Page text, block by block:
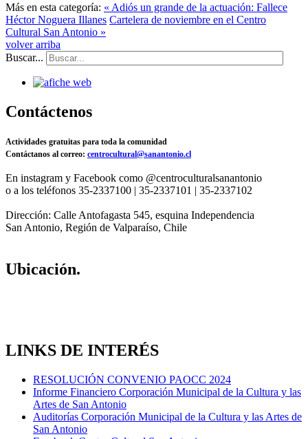
Más en esta categoría: « Adiós un grande de la actuación: Fallece
Héctor Noguera Illanes Cartelera de noviembre en el Centro
Cultural San Antonio »
volver arriba
Buscar...
Contáctenos
Actividades gratuitas para toda la comunidad
Contáctanos al correo: centrocultural@sanantonio.cl
En instagram y Facebook como @centroculturalsanantonio
o a los teléfonos 35-2337100 | 35-2337101 | 35-2337102
Dirección: Calle Antofagasta 545, esquina Independencia
San Antonio, Región de Valparaíso, Chile
Ubicación.
LINKS DE INTERÉS
RESOLUCIÓN CONVENIO PAOCC 2024
Informe Financiero Corporación Municipal de la Cultura y las
Artes de San Antonio
Auditorías Corporación Municipal de la Cultura y las Artes de
San Antonio